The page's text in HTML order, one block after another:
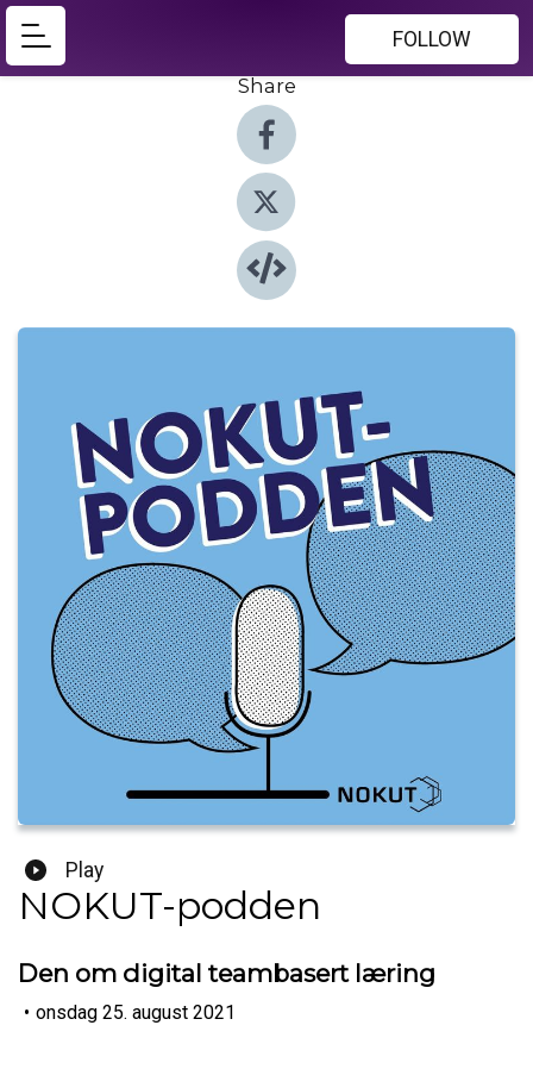
FOLLOW
Share
Play
NOKUT-podden
Den om digital teambasert læring
• onsdag 25. august 2021